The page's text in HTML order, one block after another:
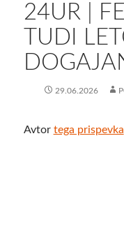
24UR |
TUDI
29.06.2026
Avtor tega prispevka